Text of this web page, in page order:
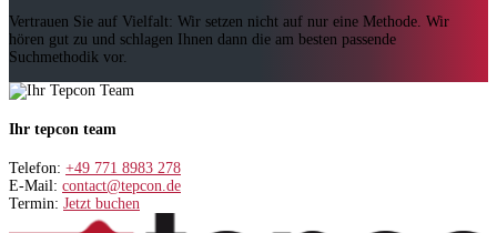
Vertrauen Sie auf Vielfalt: Wir setzen nicht auf nur eine Methode. Wir
hören gut zu und schlagen Ihnen dann die am besten passende
Suchmethodik vor.
Ihr tepcon team
Telefon: +49 771 8983 278
E-Mail: contact@tepcon.de
Termin: Jetzt buchen